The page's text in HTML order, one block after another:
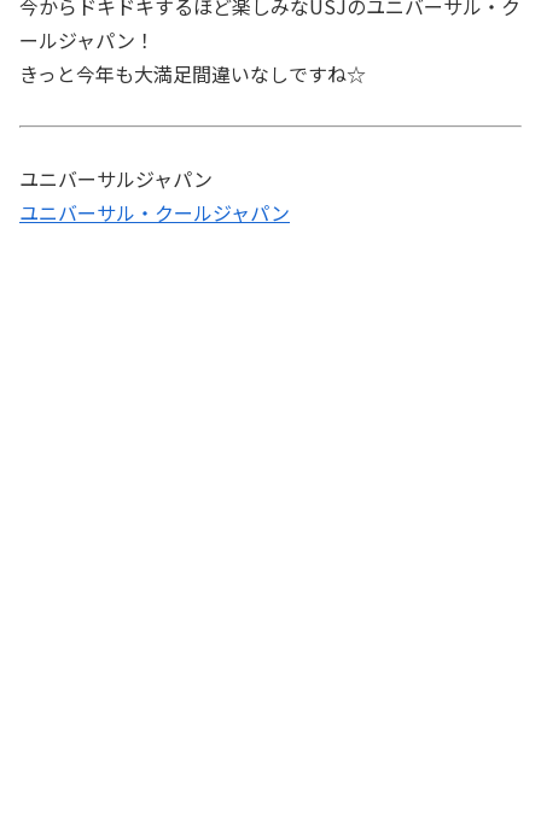
ールジャパン！
きっと今年も大満足間違いなしですね☆
ユニバーサルジャパン
ユニバーサル・クールジャパン